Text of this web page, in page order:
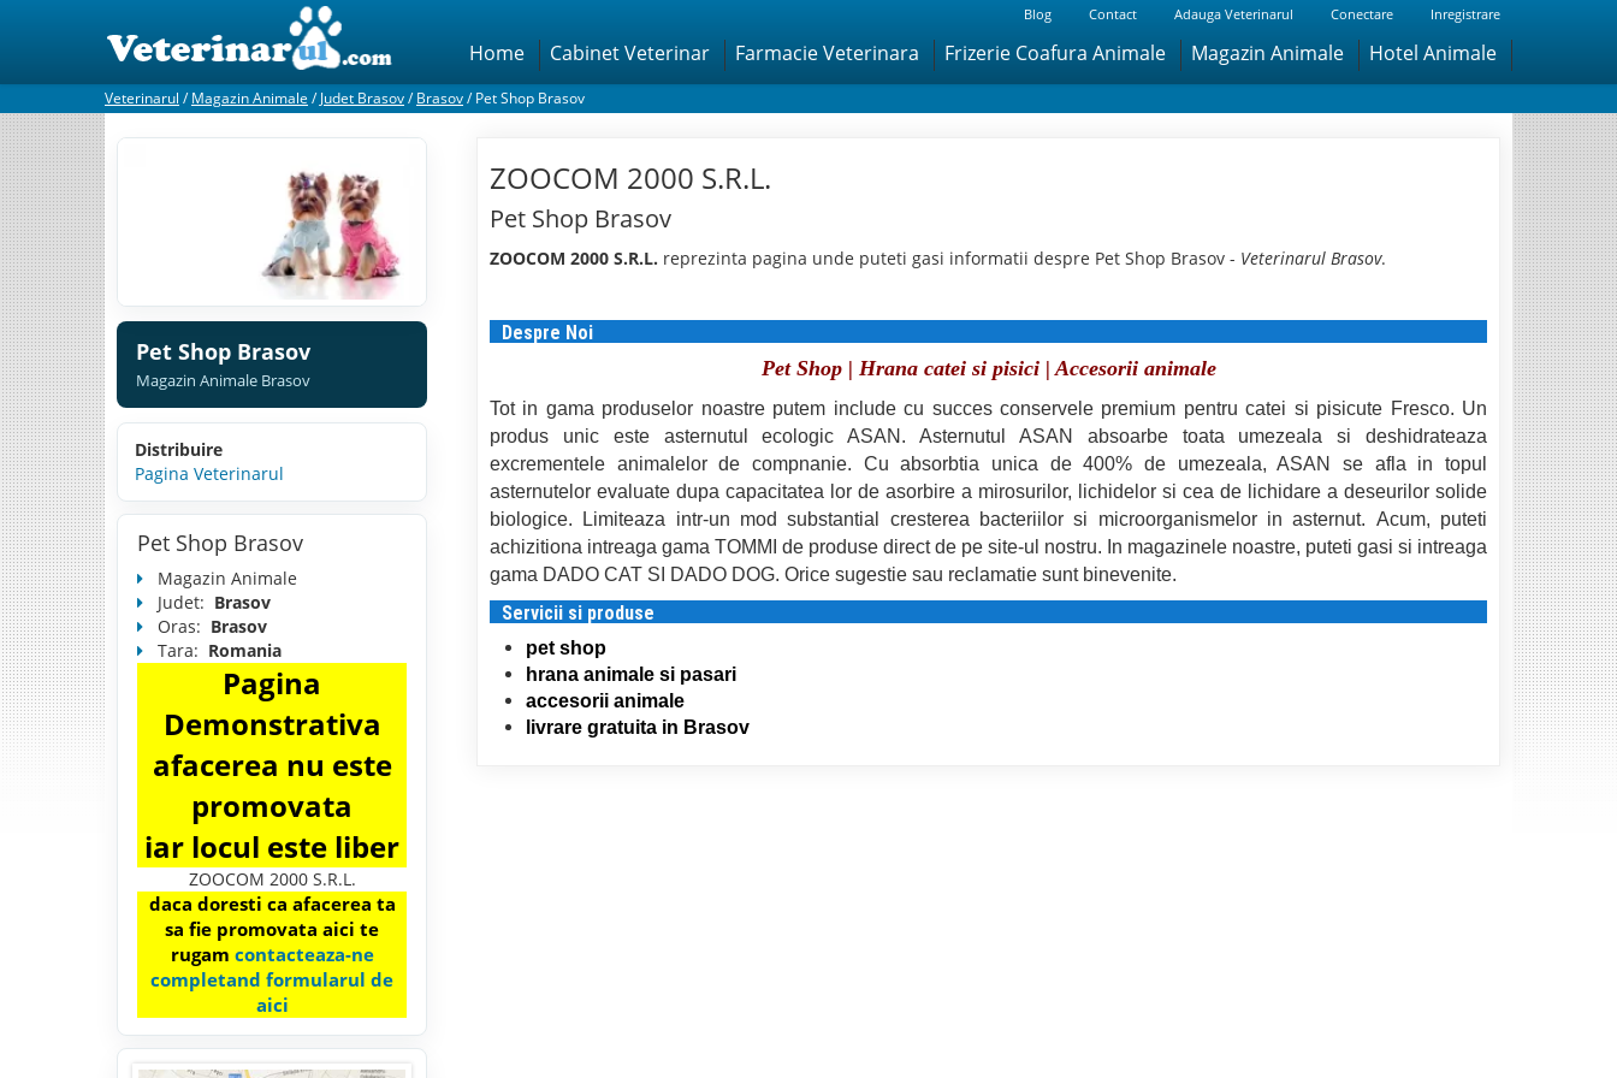
Blog Contact Adauga Veterinarul Conectare Inregistrare
Home Cabinet Veterinar Farmacie Veterinara Frizerie Coafura Animale Magazin Animale Hotel Animale
Veterinarul /Magazin Animale /Judet Brasov/Brasov/Pet Shop Brasov
Pet Shop Brasov
Magazin Animale Brasov
Distribuire
Pagina Veterinarul
Pet Shop Brasov
Magazin Animale
Judet: Brasov
Oras: Brasov
Tara: Romania
Pagina
Demonstrativa
afacerea nu este
promovata
iar locul este liber
ZOOCOM 2000 S.R.L.
daca doresti ca afacerea ta
sa fie promovata aici te
rugam contacteaza-ne
completand formularul de
aici
ZOOCOM 2000 S.R.L.
Pet Shop Brasov
ZOOCOM 2000 S.R.L. reprezinta pagina unde puteti gasi informatii despre Pet Shop Brasov - Veterinarul Brasov.
Despre Noi
Pet Shop | Hrana catei si pisici | Accesorii animale
Tot in gama produselor noastre putem include cu succes conservele premium pentru catei si pisicute Fresco. Un
produs unic este asternutul ecologic ASAN. Asternutul ASAN absoarbe toata umezeala si deshidrateaza
excrementele animalelor de compnanie. Cu absorbtia unica de 400% de umezeala, ASAN se afla in topul
asternutelor evaluate dupa capacitatea lor de asorbire a mirosurilor, lichidelor si cea de lichidare a deseurilor solide
biologice. Limiteaza intr-un mod substantial cresterea bacteriilor si microorganismelor in asternut. Acum, puteti
achizitiona intreaga gama TOMMI de produse direct de pe site-ul nostru. In magazinele noastre, puteti gasi si intreaga
gama DADO CAT SI DADO DOG. Orice sugestie sau reclamatie sunt binevenite.
Servicii si produse
pet shop
hrana animale si pasari
accesorii animale
livrare gratuita in Brasov